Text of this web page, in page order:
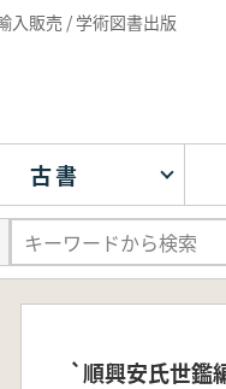
入販売 / 学術図書出版
古書
`順興安氏世鑑